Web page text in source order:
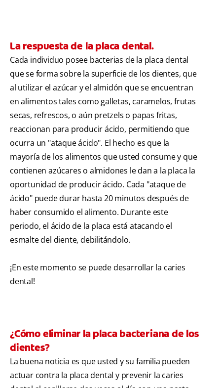
La respuesta de la placa dental.
Cada individuo posee bacterias de la placa dental
que se forma sobre la superficie de los dientes, que
al utilizar el azúcar y el almidón que se encuentran
en alimentos tales como galletas, caramelos, frutas
secas, refrescos, o aún pretzels o papas fritas,
reaccionan para producir ácido, permitiendo que
ocurra un "ataque ácido". El hecho es que la
mayoría de los alimentos que usted consume y que
contienen azúcares o almidones le dan a la placa la
oportunidad de producir ácido. Cada "ataque de
ácido" puede durar hasta 20 minutos después de
haber consumido el alimento. Durante este
periodo, el ácido de la placa está atacando el
esmalte del diente, debilitándolo.
¡En este momento se puede desarrollar la caries
dental!
¿Cómo eliminar la placa bacteriana de los
dientes?
La buena noticia es que usted y su familia pueden
actuar contra la placa dental y prevenir la caries